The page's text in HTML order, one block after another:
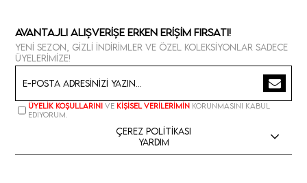
Avantajlı Alışverişe Erken Erişim Fırsatı!
Yeni sezon, gizli indirimler ve özel koleksiyonlar sadece
üyelerimize!
Üyelik koşullarını ve kişisel verilerimin korunmasını kabul
ediyorum.
Çerez Politikası
Yardım